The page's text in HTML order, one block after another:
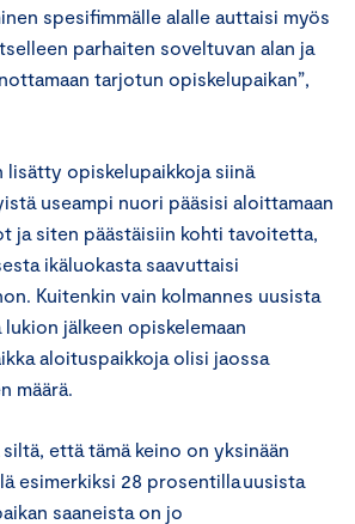
spesifimmälle alalle auttaisi myös
parhaiten soveltuvan alan ja
tarjotun opiskelupaikan”,
lisätty opiskelupaikkoja siinä
useampi nuori pääsisi aloittamaan
ja siten päästäisiin kohti tavoitetta,
ikäluokasta saavuttaisi
Kuitenkin vain kolmannes uusista
jälkeen opiskelemaan
aloituspaikkoja olisi jaossa
määrä.
että tämä keino on yksinään
esimerkiksi 28 prosentilla uusista
saaneista on jo